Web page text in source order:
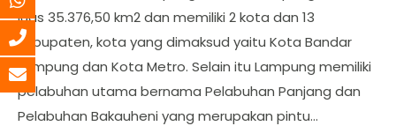
luas 35.376,50 km2 dan memiliki 2 kota dan 13
kabupaten, kota yang dimaksud yaitu Kota Bandar
Lampung dan Kota Metro. Selain itu Lampung memiliki
pelabuhan utama bernama Pelabuhan Panjang dan
Pelabuhan Bakauheni yang merupakan pintu…